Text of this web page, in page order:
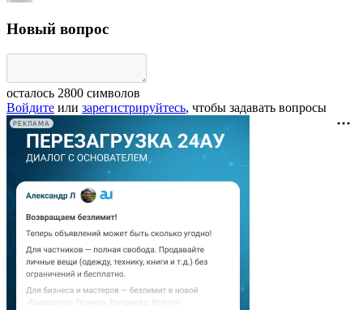
Новый вопрос
осталось 2800 символов
Войдите или зарегистрируйтесь, чтобы задавать вопросы
РЕКЛАМА